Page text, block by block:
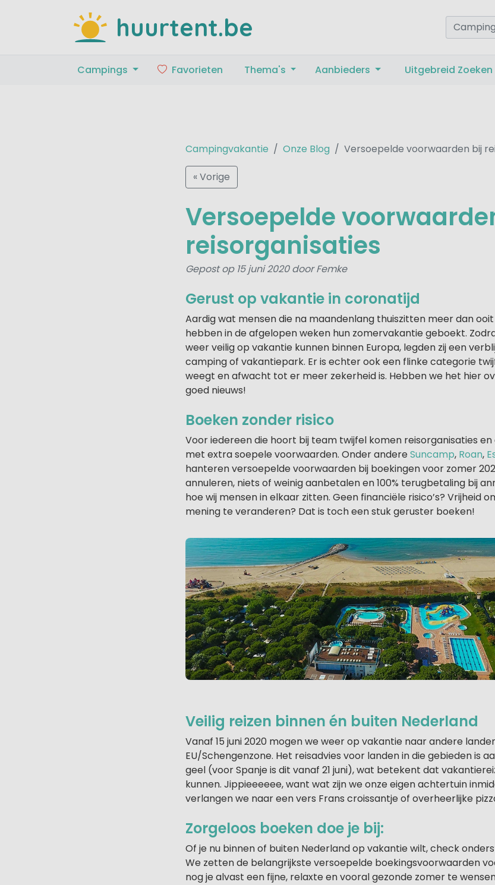
huurtent.be
Campings Favorieten Thema's Aanbieders Uitgebreid Zoeken
Campingvakantie Onze Blog Versoepelde voorwaarden bij
« Vorige
Versoepelde
reisorganisaties
Gepost op 15 juni 2020 door Femke
Gerust op vakantie in coronatijd
Aardig wat mensen die na maandenlang thuiszitten meer dan
hebben in de afgelopen weken hun zomervakantie geboekt.
weer veilig op vakantie kunnen binnen Europa, legden zij een
camping of vakantiepark. Er is echter ook een flinke categorie
weegt en afwacht tot er meer zekerheid is. Hebben we het hier
goed nieuws!
Boeken zonder risico
Voor iedereen die hoort bij team twijfel komen reisorganisaties
met extra soepele voorwaarden. Onder andere Suncamp, Roan,
hanteren versoepelde voorwaarden bij boekingen voor zomer
annuleren, niets of weinig aanbetalen en 100% terugbetaling bij
hoe wij mensen in elkaar zitten. Geen financiële risico’s? Vrijheid
mening te veranderen? Dat is toch een stuk geruster boeken!
Veilig reizen binnen én buiten Nederland
Vanaf 15 juni 2020 mogen we weer op vakantie naar andere
EU/Schengenzone. Het reisadvies voor landen in die gebieden is
geel (voor Spanje is dit vanaf 21 juni), wat betekent dat
kunnen. Jippieeeeee, want wat zijn we onze eigen achtertuin
verlangen we naar een vers Frans croissantje of overheerlijke
Zorgeloos boeken doe je bij:
Of je nu binnen of buiten Nederland op vakantie wilt, check
We zetten de belangrijkste versoepelde boekingsvoorwaarden
nog je alvast een fijne, relaxte en vooral gezonde zomer te